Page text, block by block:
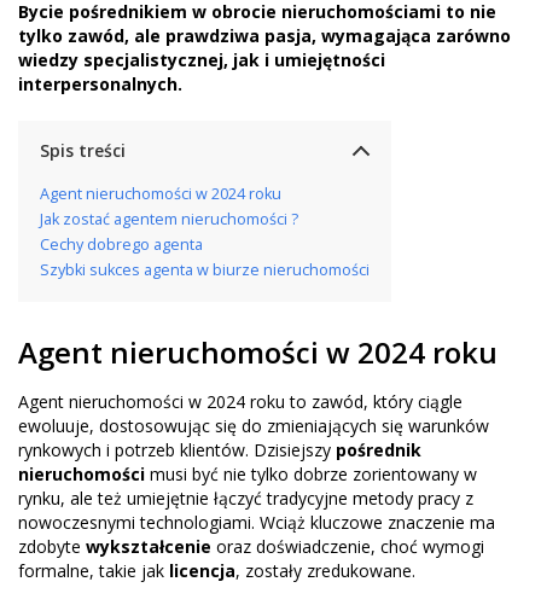
Bycie pośrednikiem w obrocie nieruchomościami to nie
tylko zawód, ale prawdziwa pasja, wymagająca zarówno
wiedzy specjalistycznej, jak i umiejętności
interpersonalnych.
Spis treści
Agent nieruchomości w 2024 roku
Jak zostać agentem nieruchomości ?
Cechy dobrego agenta
Szybki sukces agenta w biurze nieruchomości
Agent nieruchomości w 2024 roku
Agent nieruchomości w 2024 roku to zawód, który ciągle
ewoluuje, dostosowując się do zmieniających się warunków
rynkowych i potrzeb klientów. Dzisiejszy pośrednik
nieruchomości musi być nie tylko dobrze zorientowany w
rynku, ale też umiejętnie łączyć tradycyjne metody pracy z
nowoczesnymi technologiami. Wciąż kluczowe znaczenie ma
zdobyte wykształcenie oraz doświadczenie, choć wymogi
formalne, takie jak licencja, zostały zredukowane.